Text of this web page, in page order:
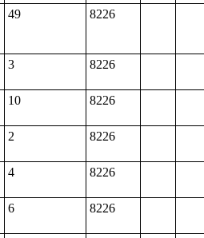
49 8226
3 8226
10 8226
2 8226
4 8226
6 8226